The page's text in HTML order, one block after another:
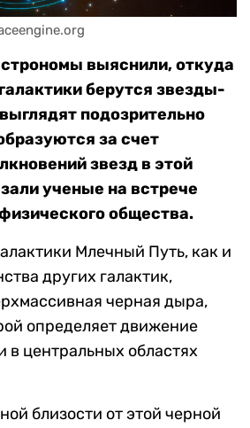
выяснили, откуда
берутся звезды-
подозрительно
за счет
звезд в этой
ученые на встрече
общества.
Млечный Путь, как и
других галактик,
черная дыра,
определяет движение
в центральных областях
близости от этой черной